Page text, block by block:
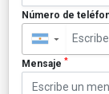
Número de
▼
Mensaje *